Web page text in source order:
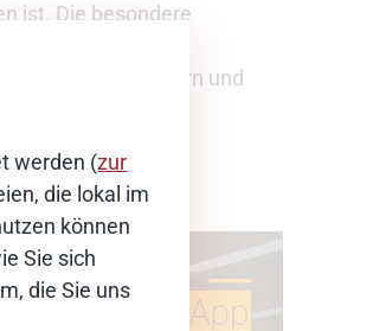
werden (zur
die lokal im
können
Sie sich
die Sie uns
ist. Die besondere
Daten von Kindern und